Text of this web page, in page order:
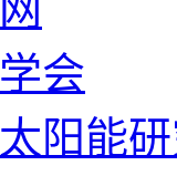
会
阳能